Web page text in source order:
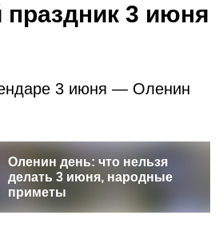
3 июня
3 июня — Оленин
Оленин день: что нельзя
делать 3 июня, народные
приметы